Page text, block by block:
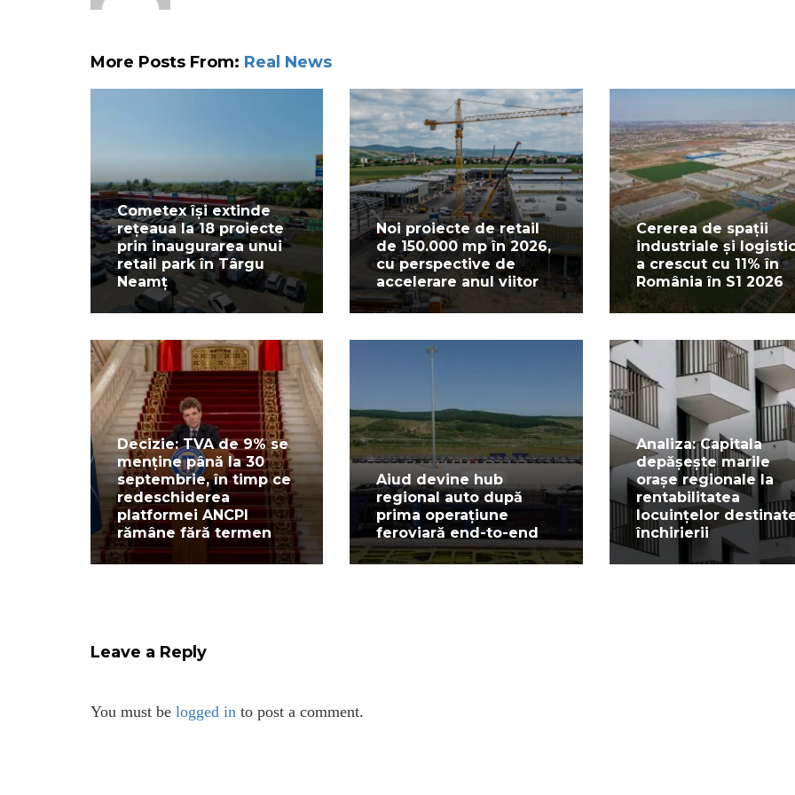
More Posts From: Real News
Cometex își extinde
rețeaua la 18 proiecte
prin inaugurarea unui
retail park în Târgu
Neamț
Noi proiecte de retail
de 150.000 mp în 2026,
cu perspective de
accelerare anul viitor
Cererea de spații
industriale și
a crescut cu 11% în
România în S1 2026
Decizie: TVA de 9% se
menține până la 30
septembrie, în timp ce
redeschiderea
platformei ANCPI
rămâne fără termen
Aiud devine hub
regional auto după
prima operațiune
feroviară end-to-end
Analiza: Capitala
depășește marile
orașe regionale la
rentabilitatea
locuințelor
închirierii
Leave a Reply
You must be logged in to post a comment.